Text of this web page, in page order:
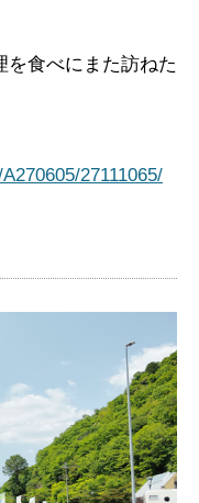
を食べにまた訪ねた
27111065/